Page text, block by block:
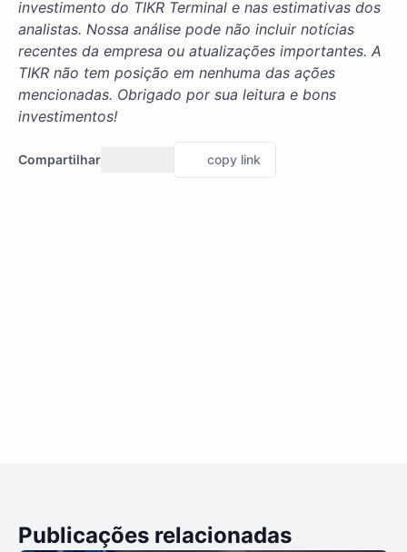
investimento do TIKR Terminal e nas estimativas dos
analistas. Nossa análise pode não incluir notícias
recentes da empresa ou atualizações importantes. A
TIKR não tem posição em nenhuma das ações
mencionadas. Obrigado por sua leitura e bons
investimentos!
Compartilhar copy link
Publicações relacionadas